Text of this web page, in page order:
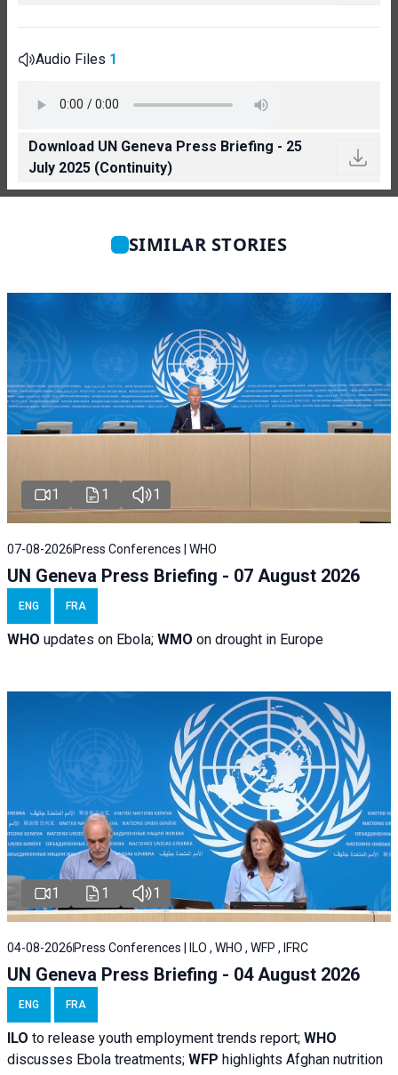
Audio Files 1
Download UN Geneva Press Briefing - 25
July 2025 (Continuity)
SIMILAR STORIES
1 1 1
07-08-2026 Press Conferences | WHO
UN Geneva Press Briefing - 07 August 2026
ENG FRA
WHO updates on Ebola; WMO on drought in Europe
1 1 1
04-08-2026 Press Conferences | ILO , WHO , WFP , IFRC
UN Geneva Press Briefing - 04 August 2026
ENG FRA
ILO to release youth employment trends report; WHO
discusses Ebola treatments; WFP highlights Afghan nutrition